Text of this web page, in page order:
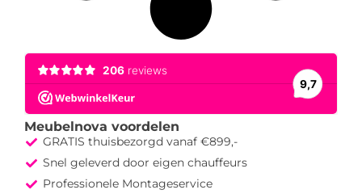
Meubelnova voordelen
GRATIS thuisbezorgd vanaf €899,-
Snel geleverd door eigen chauffeurs
Professionele Montageservice